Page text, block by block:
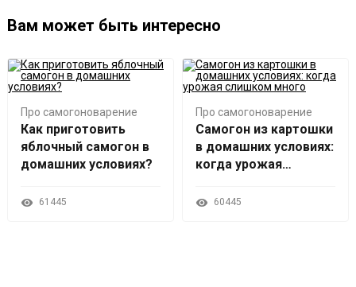
Вам может быть интересно
Про самогоноварение
Как приготовить
яблочный самогон в
домашних условиях?
61445
Про самогоноварение
Самогон из картошки
в домашних условиях:
когда урожая
60445